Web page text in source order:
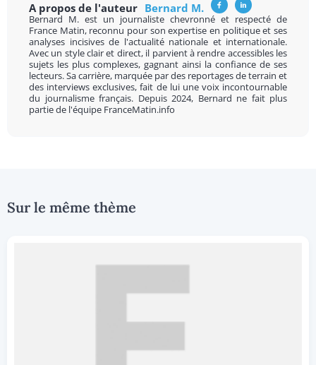
A propos de l'auteur Bernard M.
Bernard M. est un journaliste chevronné et respecté de
France Matin, reconnu pour son expertise en politique et ses
analyses incisives de l'actualité nationale et internationale.
Avec un style clair et direct, il parvient à rendre accessibles les
sujets les plus complexes, gagnant ainsi la confiance de ses
lecteurs. Sa carrière, marquée par des reportages de terrain et
des interviews exclusives, fait de lui une voix incontournable
du journalisme français. Depuis 2024, Bernard ne fait plus
partie de l'équipe FranceMatin.info
Sur le même thème